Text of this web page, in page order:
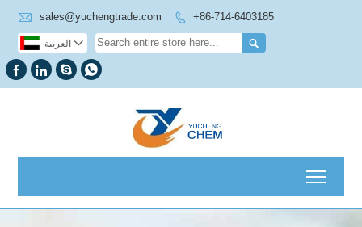
 sales@yuchengtrade.com  +86-714-6403185
 العربية 
   